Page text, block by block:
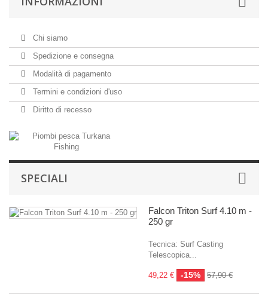
Chi siamo
Spedizione e consegna
Modalità di pagamento
Termini e condizioni d'uso
Diritto di recesso
SPECIALI
Falcon Triton Surf 4.10 m -
250 gr
Tecnica: Surf Casting
Telescopica...
49,22 € -15% 57,90 €